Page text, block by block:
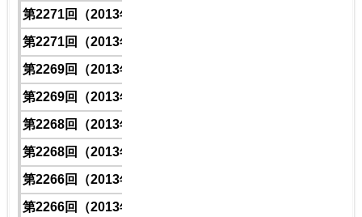
第2271回（2013年）
第2271回（2013年）
第2269回（2013年）
第2269回（2013年）
第2268回（2013年）
第2268回（2013年）
第2266回（2013年）
第2266回（2013年）